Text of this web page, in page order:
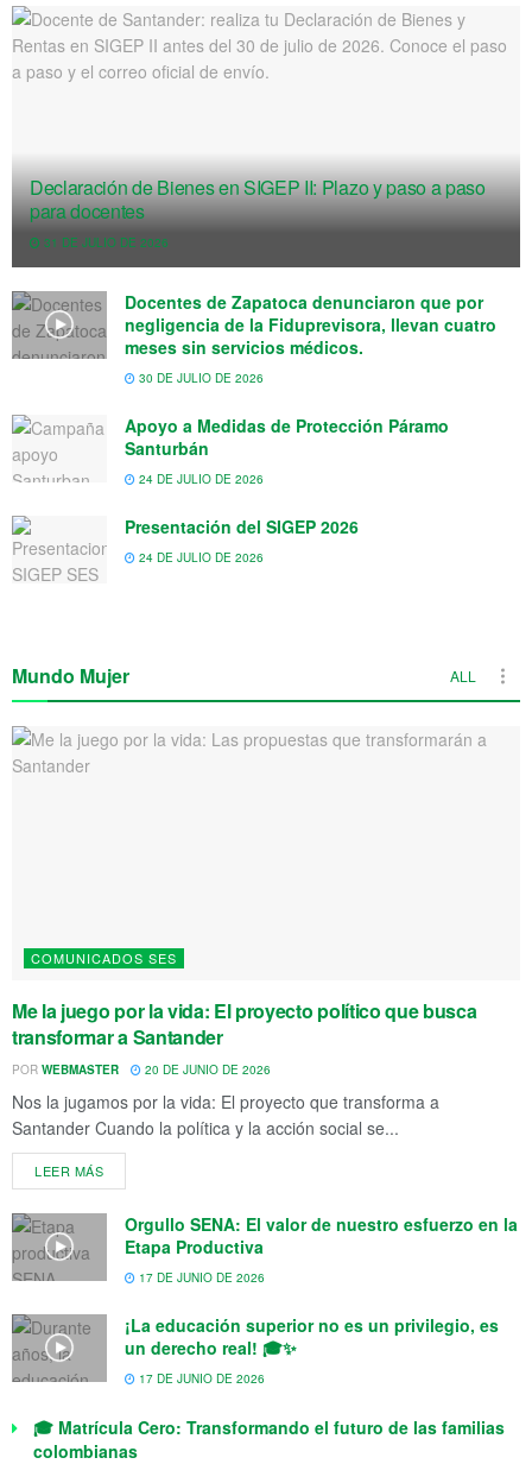
Declaración de Bienes en SIGEP II: Plazo y paso a paso
para docentes
31 DE JULIO DE 2026
Docentes de Zapatoca denunciaron que por
negligencia de la Fiduprevisora, llevan cuatro
meses sin servicios médicos.
30 DE JULIO DE 2026
Apoyo a Medidas de Protección Páramo
Santurbán
24 DE JULIO DE 2026
Presentación del SIGEP 2026
24 DE JULIO DE 2026
Mundo Mujer ALL
COMUNICADOS SES
Me la juego por la vida: El proyecto político que busca
transformar a Santander
POR WEBMASTER 20 DE JUNIO DE 2026
Nos la jugamos por la vida: El proyecto que transforma a
Santander Cuando la política y la acción social se...
LEER MÁS
Orgullo SENA: El valor de nuestro esfuerzo en la
Etapa Productiva
17 DE JUNIO DE 2026
¡La educación superior no es un privilegio, es
un derecho real! 🎓✨
17 DE JUNIO DE 2026
🎓 Matrícula Cero: Transformando el futuro de las familias
colombianas